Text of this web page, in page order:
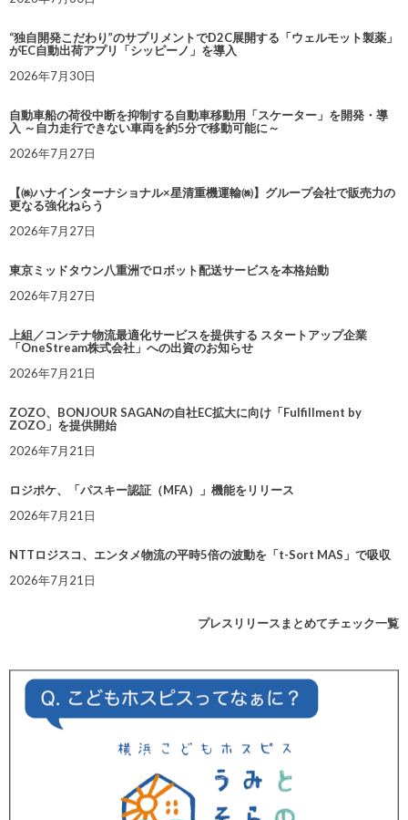
“独自開発こだわり”のサプリメントでD2C展開する「ウェルモット製薬」
がEC自動出荷アプリ「シッピーノ」を導入
2026年7月30日
自動車船の荷役中断を抑制する自動車移動用「スケーター」を開発・導
入 ～自力走行できない車両を約5分で移動可能に～
2026年7月27日
【㈱ハナインターナショナル×星清重機運輸㈱】グループ会社で販売力の
更なる強化ねらう
2026年7月27日
東京ミッドタウン八重洲でロボット配送サービスを本格始動
2026年7月27日
上組／コンテナ物流最適化サービスを提供する スタートアップ企業
「OneStream株式会社」への出資のお知らせ
2026年7月21日
ZOZO、BONJOUR SAGANの自社EC拡大に向け「Fulfillment by
ZOZO」を提供開始
2026年7月21日
ロジポケ、「パスキー認証（MFA）」機能をリリース
2026年7月21日
NTTロジスコ、エンタメ物流の平時5倍の波動を「t-Sort MAS」で吸収
2026年7月21日
プレスリリースまとめてチェック一覧